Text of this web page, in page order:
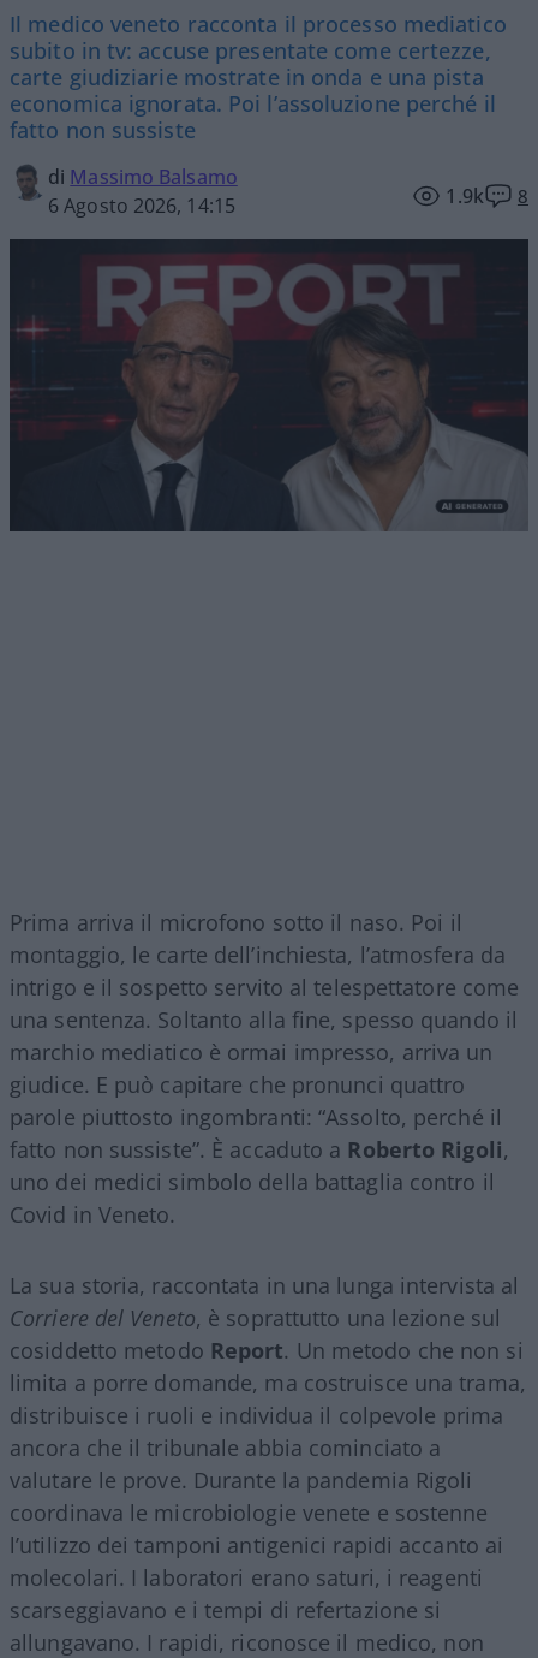
Il medico veneto racconta il processo mediatico
subito in tv: accuse presentate come certezze,
carte giudiziarie mostrate in onda e una pista
economica ignorata. Poi l’assoluzione perché il
fatto non sussiste
di Massimo Balsamo
6 Agosto 2026, 14:15
1.9k 8
Prima arriva il microfono sotto il naso. Poi il
montaggio, le carte dell’inchiesta, l’atmosfera da
intrigo e il sospetto servito al telespettatore come
una sentenza. Soltanto alla fine, spesso quando il
marchio mediatico è ormai impresso, arriva un
giudice. E può capitare che pronunci quattro
parole piuttosto ingombranti: “Assolto, perché il
fatto non sussiste”. È accaduto a Roberto Rigoli,
uno dei medici simbolo della battaglia contro il
Covid in Veneto.
La sua storia, raccontata in una lunga intervista al
Corriere del Veneto, è soprattutto una lezione sul
cosiddetto metodo Report. Un metodo che non si
limita a porre domande, ma costruisce una trama,
distribuisce i ruoli e individua il colpevole prima
ancora che il tribunale abbia cominciato a
valutare le prove. Durante la pandemia Rigoli
coordinava le microbiologie venete e sostenne
l’utilizzo dei tamponi antigenici rapidi accanto ai
molecolari. I laboratori erano saturi, i reagenti
scarseggiavano e i tempi di refertazione si
allungavano. I rapidi, riconosce il medico, non